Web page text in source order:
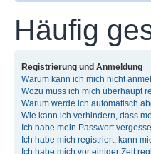
Häufig
Registrierung und Anmeldung
Warum kann ich mich nicht
Wozu muss ich mich überhaupt
Warum werde ich automatisch
Wie kann ich verhindern, dass
Ich habe mein Passwort
Ich habe mich registriert, kann
Ich habe mich vor einiger Zeit